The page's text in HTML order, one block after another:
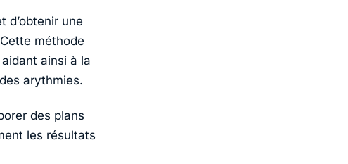
d’obtenir une
méthode
ainsi à la
arythmies.
des plans
les résultats